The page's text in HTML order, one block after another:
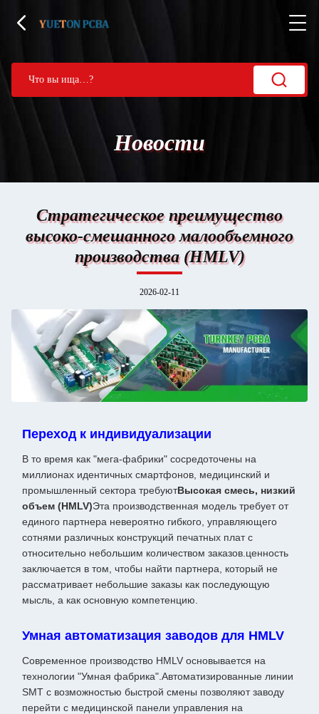
Новости
Стратегическое преимущество
высоко-смешанного малообъемного
производства (HMLV)
2026-02-11
Переход к индивидуализации
В то время как "мега-фабрики" сосредоточены на
миллионах идентичных смартфонов, медицинский и
промышленный сектора требуютВысокая смесь, низкий
объем (HMLV)Эта производственная модель требует от
единого партнера невероятно гибкого, управляющего
сотнями различных конструкций печатных плат с
относительно небольшим количеством заказов.ценность
заключается в том, чтобы найти партнера, который не
рассматривает небольшие заказы как последующую
мысль, а как основную компетенцию.
Умная автоматизация заводов для HMLV
Современное производство HMLV основывается на
технологии "Умная фабрика".Автоматизированные линии
SMT с возможностью быстрой смены позволяют заводу
перейти с медицинской панели управления на